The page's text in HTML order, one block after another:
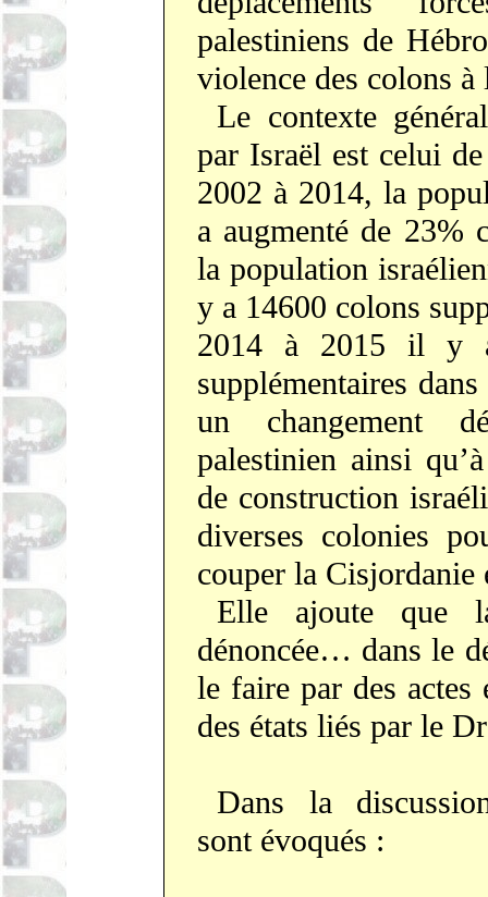
palestiniens de
violence des colons à
Le contexte
par Israël est celui
2002 à 2014, la
a augmenté de 23%
la population
y a 14600 colons
2014 à 2015 il y
supplémentaires
un changement
palestinien ainsi
de construction
diverses colonies
couper la
Elle ajoute que
dénoncée… dans le
le faire par des actes
des états liés par le
Dans la
sont évoqués :